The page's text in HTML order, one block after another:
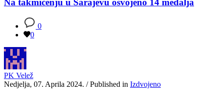
0
0
PK Velež
Nedjelja, 07. Aprila 2024. / Published in Izdvojeno